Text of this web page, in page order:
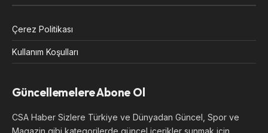
Çerez Politikası
Kullanım Koşulları
Güncellemelere Abone Ol
CSA Haber Sizlere Türkiye ve Dünyadan Güncel, Spor ve
Magazin gibi kategorilerde güncel içerikler sunmak için